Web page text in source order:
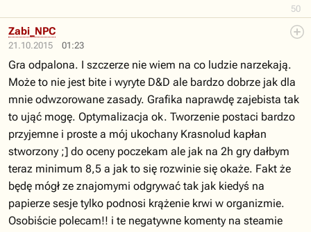
50
21.10.2015 01:23
Zabi_NPC
Gra odpalona. I szczerze nie wiem na co ludzie narzekają.
Może to nie jest bite i wyryte D&D ale bardzo dobrze jak dla
mnie odwzorowane zasady. Grafika naprawdę zajebista tak
to ująć mogę. Optymalizacja ok. Tworzenie postaci bardzo
przyjemne i proste a mój ukochany Krasnolud kapłan
stworzony ;] do oceny poczekam ale jak na 2h gry dałbym
teraz minimum 8,5 a jak to się rozwinie się okaże. Fakt że
będę mógł ze znajomymi odgrywać tak jak kiedyś na
papierze sesje tylko podnosi krążenie krwi w organizmie.
Osobiście polecam!! i te negatywne komenty na steamie